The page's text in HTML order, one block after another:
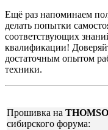
Ещё раз напоминаем
делать попытки
соответствующих
квалификации!
достаточным опытом
техники.
Прошивка на
сибирского форума: